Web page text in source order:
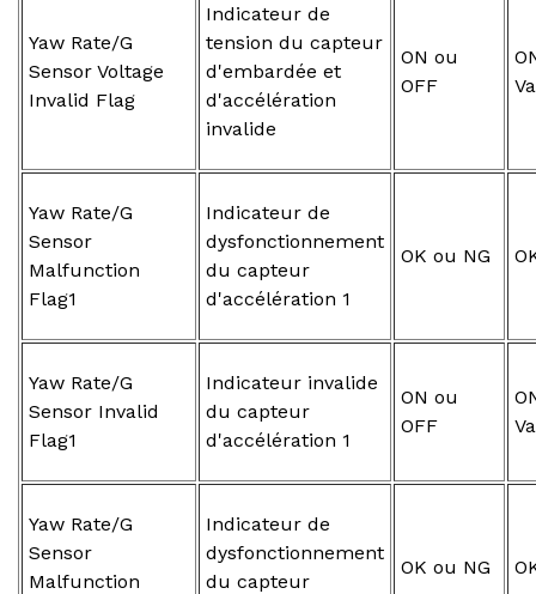
Yaw Rate/G
Sensor Voltage
Invalid Flag
Indicateur de
tension du capteur
d'embardée et
d'accélération
invalide
ON ou
OFF
Yaw Rate/G
Sensor
Malfunction
Flag1
Indicateur de
dysfonctionnement
du capteur
d'accélération 1
OK ou NG
Yaw Rate/G
Sensor Invalid
Flag1
Indicateur invalide
du capteur
d'accélération 1
ON ou
OFF
Yaw Rate/G
Sensor
Malfunction
Indicateur de
dysfonctionnement
du capteur
OK ou NG